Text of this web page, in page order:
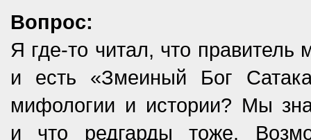
Вопрос:
Я где-то читал, что правитель
и есть «Змеиный Бог
мифологии и истории? Мы
и что редгарды тоже.